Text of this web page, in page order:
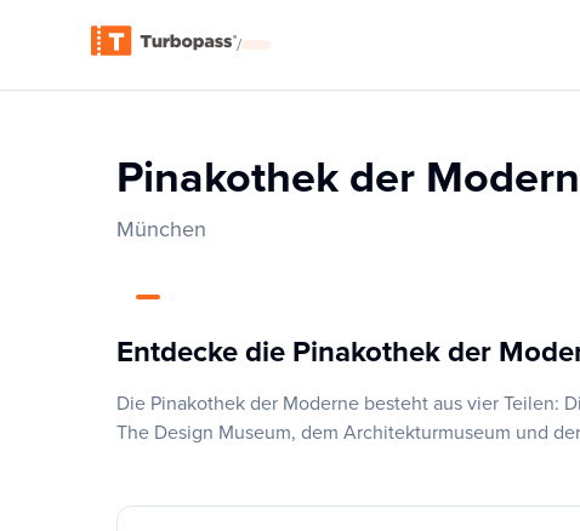
/
Pinakothek der
München
Entdecke die Pinakothek der
Die Pinakothek der Moderne besteht aus vier Teilen:
The Design Museum, dem Architekturmuseum und